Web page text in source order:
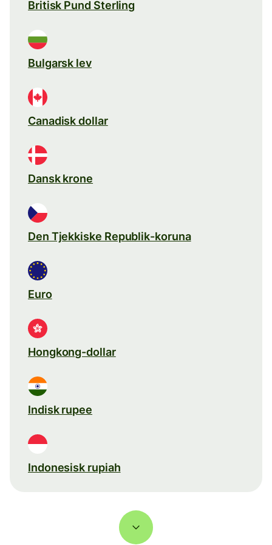
Britisk Pund Sterling
Bulgarsk lev
Canadisk dollar
Dansk krone
Den Tjekkiske Republik-koruna
Euro
Hongkong-dollar
Indisk rupee
Indonesisk rupiah